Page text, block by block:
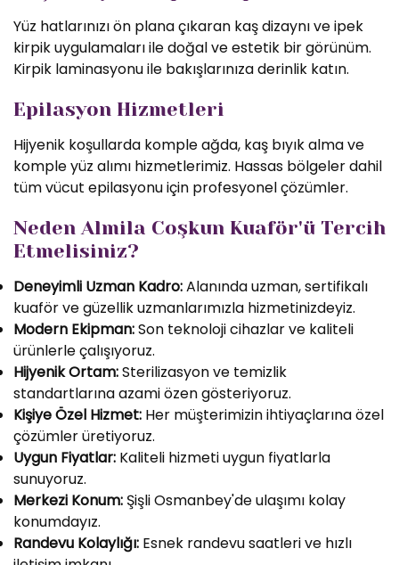
Yüz hatlarınızı ön plana çıkaran kaş dizaynı ve ipek
kirpik uygulamaları ile doğal ve estetik bir görünüm.
Kirpik laminasyonu ile bakışlarınıza derinlik katın.
Epilasyon Hizmetleri
Hijyenik koşullarda komple ağda, kaş bıyık alma ve
komple yüz alımı hizmetlerimiz. Hassas bölgeler dahil
tüm vücut epilasyonu için profesyonel çözümler.
Neden Almila Coşkun Kuaför'ü Tercih
Etmelisiniz?
Deneyimli Uzman Kadro:Alanında uzman, sertifikalı
kuaför ve güzellik uzmanlarımızla hizmetinizdeyiz.
Modern Ekipman:Son teknoloji cihazlar ve kaliteli
ürünlerle çalışıyoruz.
Hijyenik Ortam:Sterilizasyon ve temizlik
standartlarına azami özen gösteriyoruz.
Kişiye Özel Hizmet: Her müşterimizin ihtiyaçlarına özel
çözümler üretiyoruz.
Uygun Fiyatlar: Kaliteli hizmeti uygun fiyatlarla
sunuyoruz.
Merkezi Konum: Şişli Osmanbey'de ulaşımı kolay
konumdayız.
Randevu Kolaylığı: Esnek randevu saatleri ve hızlı